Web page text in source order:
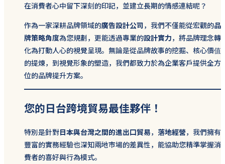
在消費者心中留下深刻的印記，並建立長期的情感連結呢？
作為一家深耕品牌領域的廣告設計公司，我們不僅能從宏觀的品
牌策略角度為您規劃，更能透過專業的設計實力，將品牌理念轉
化為打動人心的視覺呈現。無論是從品牌故事的挖掘、核心價值
的提煉，到視覺形象的塑造，我們都致力於為企業客戶提供全方
位的品牌提升方案。
您的日台跨境貿易最佳夥伴！
特別是針對日本與台灣之間的進出口貿易， 落地經營，我們擁有
豐富的實務經驗也深知兩地市場的差異性，能協助您精準掌握消
費者的喜好與行為模式。